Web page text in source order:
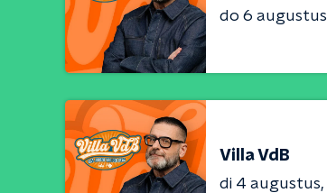
do 6 augustus
Villa VdB
di 4 augustus